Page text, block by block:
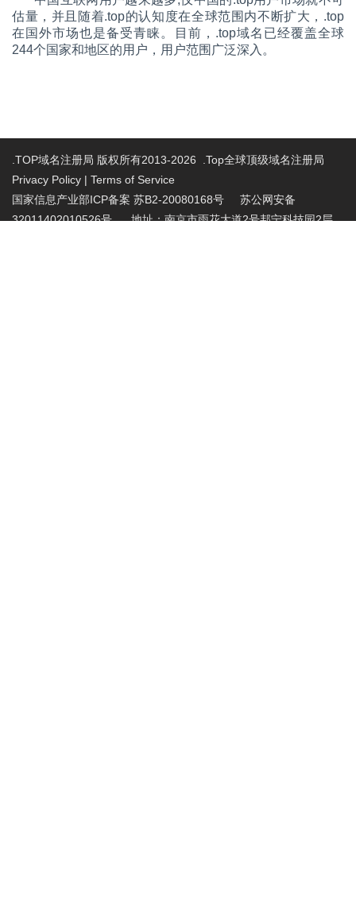
估量，并且随着.top的认知度在全球范围内不断扩大，.top
在国外市场也是备受青睐。目前，.top域名已经覆盖全球
244个国家和地区的用户，用户范围广泛深入。
.TOP域名注册局 版权所有2013-2026 .Top全球顶级域名注册局
Privacy Policy | Terms of Service
国家信息产业部ICP备案 苏B2-20080168号 苏公网安备
32011402010526号 地址：南京市雨花大道2号邦宁科技园2层